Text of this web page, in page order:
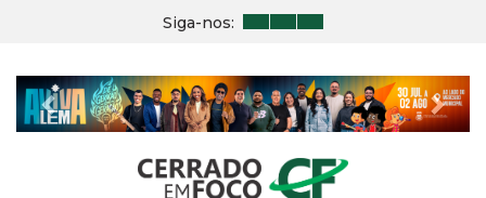
Siga-nos:
Previous Next